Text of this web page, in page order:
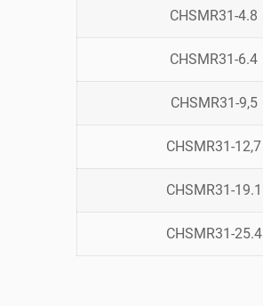
CHSMR31-4.8
CHSMR31-6.4
CHSMR31-9,5
CHSMR31-12,7
CHSMR31-19.1
CHSMR31-25.4